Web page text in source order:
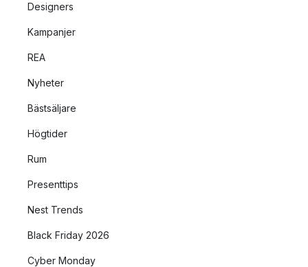
Designers
Kampanjer
REA
Nyheter
Bästsäljare
Högtider
Rum
Presenttips
Nest Trends
Black Friday 2026
Cyber Monday